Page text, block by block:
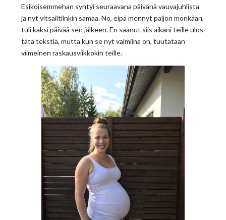
Esikoisemmehan syntyi seuraavana päivänä vauvajuhlista
ja nyt vitsailtiinkin samaa. No, eipä mennyt paljon mönkään,
tuli kaksi päivää sen jälkeen. En saanut siis aikani teille ulos
tätä tekstiä, mutta kun se nyt valmiina on, tuutataan
viimeinen raskausviikkokin teille.